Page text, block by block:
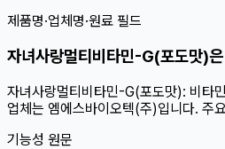
제품명·업체명·원료 필드
자녀사랑멀티비타민-G(포도맛)
자녀사랑멀티비타민-G(포도맛): 비타
업체는 엠에스바이오텍(주)입니다. 주
기능성 원문